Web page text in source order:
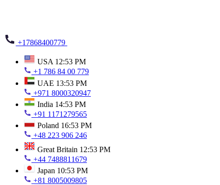
+17868400779
USA 12:53 PM
+1 786 84 00 779
UAE 13:53 PM
+971 8000320947
India 14:53 PM
+91 1171279565
Poland 16:53 PM
+48 223 906 246
Great Britain 12:53 PM
+44 7488811679
Japan 10:53 PM
+81 8005009805